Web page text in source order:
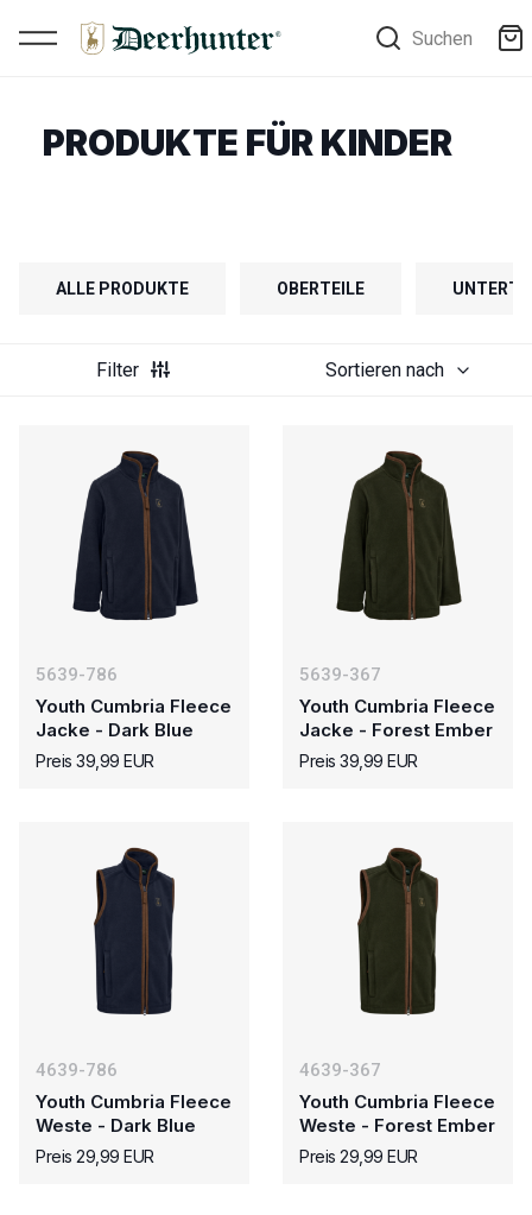
Suchen
PRODUKTE FÜR KINDER
ALLE PRODUKTE OBERTEILE
Filter Sortieren nach
5639-786
Youth Cumbria Fleece
Jacke - Dark Blue
Preis 39,99 EUR
5639-367
Youth Cumbria Fleece
Jacke - Forest Ember
Preis 39,99 EUR
4639-786
Youth Cumbria Fleece
Weste - Dark Blue
Preis 29,99 EUR
4639-367
Youth Cumbria Fleece
Weste - Forest Ember
Preis 29,99 EUR